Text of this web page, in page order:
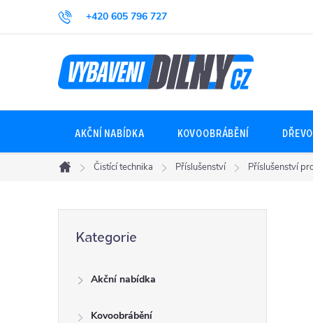
+420 605 796 727
AKČNÍ NABÍDKA KOVOOBRÁBĚNÍ
Domů
Čistící technika Příslušenství Příslušenství
kategorie
Kategorie
Akční nabídka
Kovoobrábění